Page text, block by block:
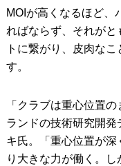
MOIが高くなるほど、
ればならず、それがと
トに繋がり、皮肉な
す。
「クラブは重心位置
ランドの技術研究開
キ氏。「重心位置が深
り大きな力が働く。